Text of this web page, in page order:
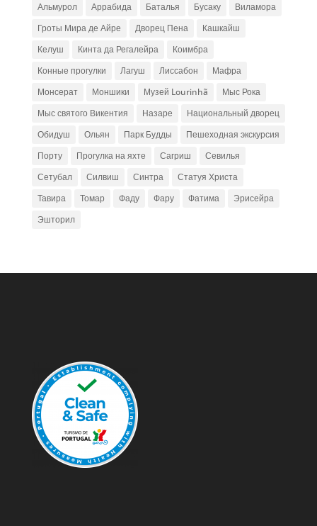
Альмурол
Аррабида Баталья Бусаку
Виламора
Гроты Мира де Айре
Дворец Пена
Кашкайш
Келуш
Кинта да Регалейра
Коимбра
Конные прогулки
Лагуш Лиссабон
Мафра
Монсерат
Моншики Музей Lourinhã
Мыс Рока
Мыс святого Викентия
Назаре
Национальный дворец
Обидуш
Ольян Парк Будды
Пешеходная экскурсия
Порту
Прогулка на яхте Сагриш
Севилья
Сетубал
Силвиш Синтра
Статуя Христа
Тавира
Томар Фаду Фару Фатима
Эрисейра
Эшторил